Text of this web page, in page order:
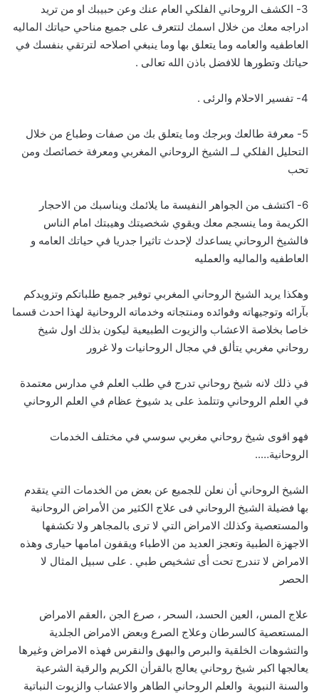
3- الكشف الروحاني الفلكي العام عنك وعن حبيبك او من تريد
ادراجه معك من خلال اسمك لتتعرف على جميع مناحي حياتك الماليه
العاطفيه والعامه وما يتعلق بها وما ينبغي اصلاحه لترتقي بنفسك في
حياتك وتطورها للافضل باذن الله تعالى .
4- تفسير الاحلام والرئى .
5- معرفة طالعك وبرجك وما يتعلق بك من صفات وطباع من خلال
التحليل الفلكي لــ الشيخ الروحاني المغربي ومعرفة خصائصك ومن
تحب
6- اكتشف من الجواهر النفيسة ما يلائمك ويناسبك من الاحجار
الكريمة وما ينسجم معك ويقوي شخصيتك وهيبتك امام الناس
فالشيخ الروحاني يساعدك لإحدث تاثيرا جدريا في حياتك العامه و
العاطفيه والماليه والعمليه
وهكذا يريد الشيخ الروحاني المغربي توفير جميع طلباتكم وتزويدكم
بآرائه وتوجيهاته وفوائده ومنتجاته وخدماته الروحانية لهذا احدث قسما
خاصا بخلاصة الاعشاب والزيوت الطبيعية ليكون بذلك اول شيخ
روحاني مغربي يتألق في مجال الروحانيات ولا غرور
في ذلك لانه شيخ روحاني تدرج في طلب العلم في مدارس معتمدة
في العلم الروحاني وتتلمذ على يد شيوخ عظام في العلم الروحاني
فهو اقوى شيخ روحاني مغربي سوسي في مختلف الخدمات
الروحانية…..
الشيخ الروحاني أن نعلن للجميع عن بعض من الخدمات التي يتقدم
بها فضيلة الشيخ الروحاني فى علاج الكثير من الأمراض الروحانية
والمستعصية وكذلك الامراض التي لا ترى بالمجاهر ولا تكشفها
الاجهزة الطبية وتعجز العديد من الاطباء ويقفون امامها حيارى وهذه
الامراض لا تندرج تحت أى تشخيص طبي . على سبيل المثال لا
الحصر
علاج المس، العين الحسد، السحر ، صرع الجن ،العقم الامراض
المستعصية كالسرطان وعلاج الصرع وبعض الامراض الجلدية
والتشوهات الخلقية والبرص والبهق والنقرس فهذه الامراض وغيرها
يعالجها اكبر شيخ روحاني يعالج بالقرأن الكريم والرقية الشرعية
والسنة النبوية والعلم الروحاني الطاهر والاعشاب والزيوت النباتية